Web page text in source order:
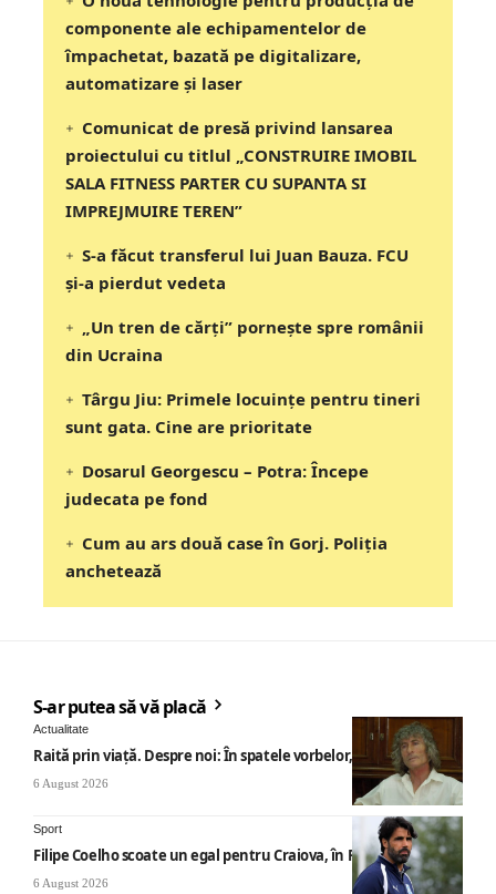
componente ale echipamentelor de
împachetat, bazată pe digitalizare,
automatizare și laser
Comunicat de presă privind lansarea
proiectului cu titlul „CONSTRUIRE IMOBIL
SALA FITNESS PARTER CU SUPANTA SI
IMPREJMUIRE TEREN”
S-a făcut transferul lui Juan Bauza. FCU
și-a pierdut vedeta
„Un tren de cărți” pornește spre românii
din Ucraina
Târgu Jiu: Primele locuințe pentru tineri
sunt gata. Cine are prioritate
Dosarul Georgescu – Potra: Începe
judecata pe fond
Cum au ars două case în Gorj. Poliția
anchetează
S-ar putea să vă placă
Actualitate
Raită prin viață. Despre noi: În spatele vorbelor, „nemicuri”
6 August 2026
Sport
Filipe Coelho scoate un egal pentru Craiova, în Finlanda
6 August 2026